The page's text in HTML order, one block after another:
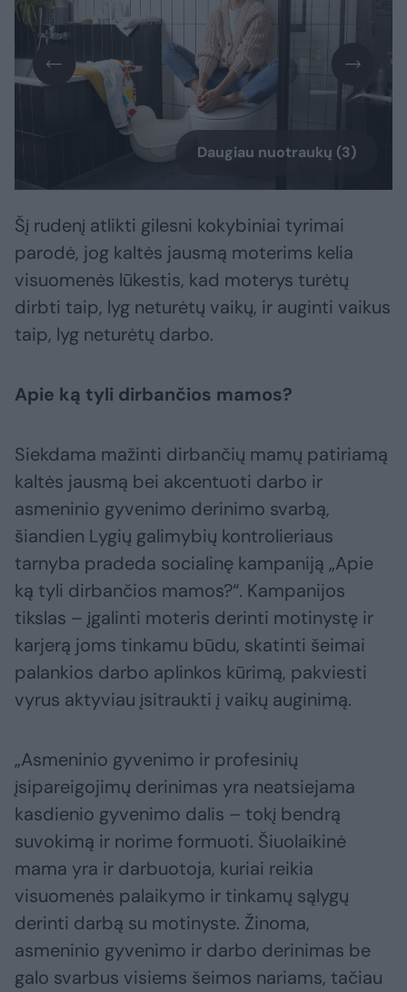
Daugiau nuotraukų (3)
Šį rudenį atlikti gilesni kokybiniai tyrimai
parodė, jog kaltės jausmą moterims kelia
visuomenės lūkestis, kad moterys turėtų
dirbti taip, lyg neturėtų vaikų, ir auginti vaikus
taip, lyg neturėtų darbo.
Apie ką tyli dirbančios mamos?
Siekdama mažinti dirbančių mamų patiriamą
kaltės jausmą bei akcentuoti darbo ir
asmeninio gyvenimo derinimo svarbą,
šiandien Lygių galimybių kontrolieriaus
tarnyba pradeda socialinę kampaniją „Apie
ką tyli dirbančios mamos?“. Kampanijos
tikslas – įgalinti moteris derinti motinystę ir
karjerą joms tinkamu būdu, skatinti šeimai
palankios darbo aplinkos kūrimą, pakviesti
vyrus aktyviau įsitraukti į vaikų auginimą.
„Asmeninio gyvenimo ir profesinių
įsipareigojimų derinimas yra neatsiejama
kasdienio gyvenimo dalis – tokį bendrą
suvokimą ir norime formuoti. Šiuolaikinė
mama yra ir darbuotoja, kuriai reikia
visuomenės palaikymo ir tinkamų sąlygų
derinti darbą su motinyste. Žinoma,
asmeninio gyvenimo ir darbo derinimas be
galo svarbus visiems šeimos nariams, tačiau